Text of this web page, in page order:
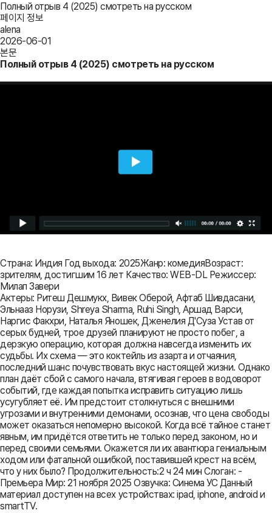
Полный отрыв 4 (2025) смотреть на русском
페이지 정보
alena
2026-06-01
본문
Полный отрыв 4 (2025) смотреть на русском
Страна: Индия Год выхода: 2025Жанр: комедияВозраст:
зрителям, достигшим 16 лет Качество: WEB-DL Режиссер:
Милап Завери
Актеры: Ритеш Дешмукх, Вивек Оберой, Афтаб Шивдасани,
Эльнааз Норузи, Shreya Sharma, Ruhi Singh, Аршад Варси,
Наргис Факхри, Наталья Яношек, Дженелия Д'Суза Устав от
серых будней, трое друзей планируют не просто побег, а
дерзкую операцию, которая должна навсегда изменить их
судьбы. Их схема — это коктейль из азарта и отчаяния,
последний шанс почувствовать вкус настоящей жизни. Однако
план даёт сбой с самого начала, втягивая героев в водоворот
событий, где каждая попытка исправить ситуацию лишь
усугубляет её. Им предстоит столкнуться с внешними
угрозами и внутренними демонами, осознав, что цена свободы
может оказаться непомерно высокой. Когда всё тайное станет
явным, им придётся ответить не только перед законом, но и
перед своими семьями. Окажется ли их авантюра гениальным
ходом или фатальной ошибкой, поставившей крест на всём,
что у них было? Продолжительность:2 ч 24 мин Слоган: -
Премьера Мир: 21 ноября 2025 Озвучка: Синема УС Данный
материал доступен на всех устройствах: ipad, iphone, android и
smartTV.